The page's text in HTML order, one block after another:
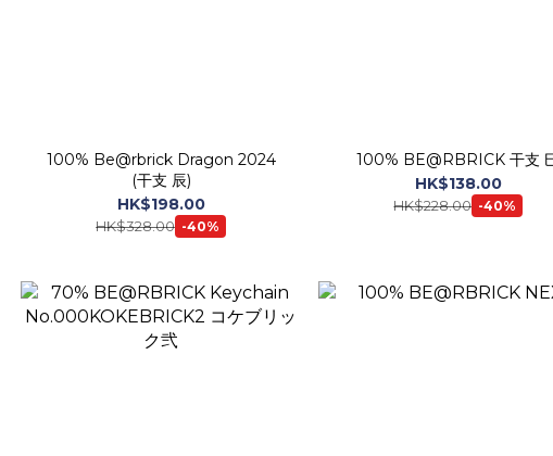
100% Be@rbrick Dragon 2024
(干支 辰)
HK$198.00
HK$328.00 -40%
100% BE@RBRICK 干支
HK$138.00
HK$228.00 -40%